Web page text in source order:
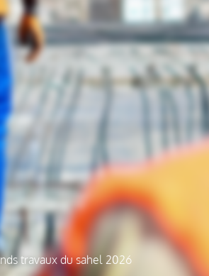
travaux du sahel 2026